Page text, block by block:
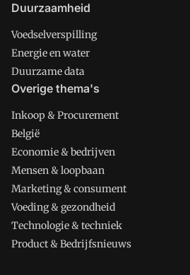
Duurzaamheid
Voedselverspilling
Energie en water
Duurzame data
Overige thema's
Inkoop & Procurement
België
Economie & bedrijven
Mensen & loopbaan
Marketing & consument
Voeding & gezondheid
Technologie & techniek
Product & Bedrijfsnieuws